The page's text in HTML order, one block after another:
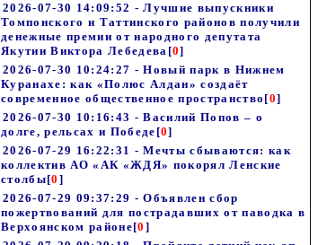
2026-07-30 14:09:52 - Лучшие выпускники
Томпонского и Таттинского районов получили
денежные премии от народного депутата
Якутии Виктора Лебедева [0]
2026-07-30 10:24:27 - Новый парк в Нижнем
Куранахе: как «Полюс Алдан» создаёт
современное общественное пространство [0]
2026-07-30 10:16:43 - Василий Попов – о
долге, рельсах и Победе [0]
2026-07-29 16:22:31 - Мечты сбываются: как
коллектив АО «АК «ЖДЯ» покорял Ленские
столбы[0 ]
2026-07-29 09:37:29 - Объявлен сбор
пожертвований для пострадавших от паводка в
Верхоянском районе[0 ]